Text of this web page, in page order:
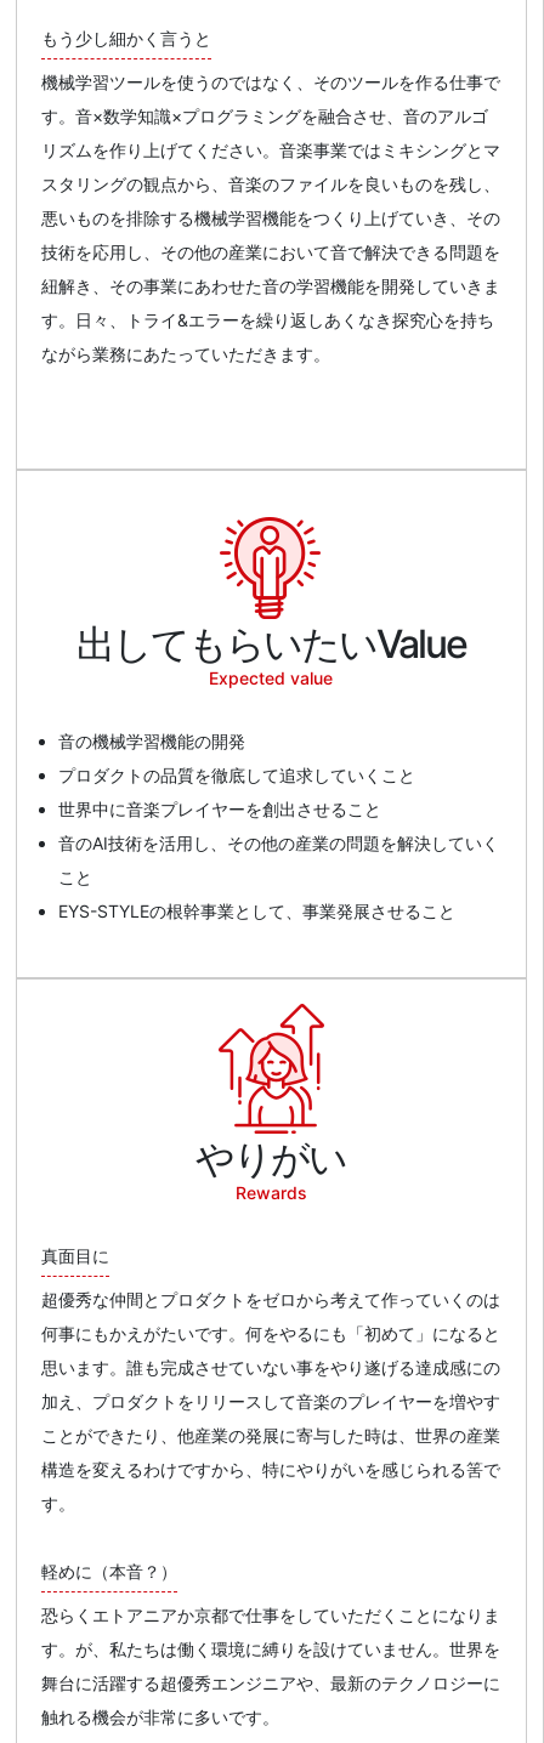
もう少し細かく言うと
機械学習ツールを使うのではなく、そのツールを作る仕事で
す。音×数学知識×プログラミングを融合させ、音のアルゴ
リズムを作り上げてください。音楽事業ではミキシングとマ
スタリングの観点から、音楽のファイルを良いものを残し、
悪いものを排除する機械学習機能をつくり上げていき、その
技術を応用し、その他の産業において音で解決できる問題を
紐解き、その事業にあわせた音の学習機能を開発していきま
す。日々、トライ&エラーを繰り返しあくなき探究心を持ち
ながら業務にあたっていただきます。
出してもらいたいValue
Expected value
音の機械学習機能の開発
プロダクトの品質を徹底して追求していくこと
世界中に音楽プレイヤーを創出させること
音のAI技術を活用し、その他の産業の問題を解決していく
こと
EYS-STYLEの根幹事業として、事業発展させること
やりがい
Rewards
真面目に
超優秀な仲間とプロダクトをゼロから考えて作っていくのは
何事にもかえがたいです。何をやるにも「初めて」になると
思います。誰も完成させていない事をやり遂げる達成感にの
加え、プロダクトをリリースして音楽のプレイヤーを増やす
ことができたり、他産業の発展に寄与した時は、世界の産業
構造を変えるわけですから、特にやりがいを感じられる筈で
す。
軽めに（本音？）
恐らくエトアニアか京都で仕事をしていただくことになりま
す。が、私たちは働く環境に縛りを設けていません。世界を
舞台に活躍する超優秀エンジニアや、最新のテクノロジーに
触れる機会が非常に多いです。